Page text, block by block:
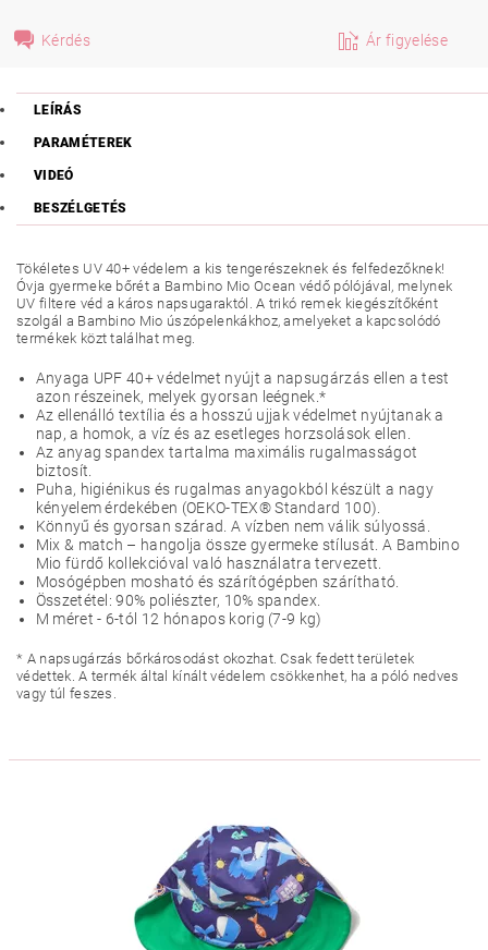
Kérdés Ár figyelése
LEÍRÁS
PARAMÉTEREK
VIDEÓ
BESZÉLGETÉS
Tökéletes UV 40+ védelem a kis tengerészeknek és felfedezőknek!
Óvja gyermeke bőrét a Bambino Mio Ocean védő pólójával, melynek
UV filtere véd a káros napsugaraktól. A trikó remek kiegészítőként
szolgál a Bambino Mio úszópelenkákhoz, amelyeket a kapcsolódó
termékek közt találhat meg.
Anyaga UPF 40+ védelmet nyújt a napsugárzás ellen a test
azon részeinek, melyek gyorsan leégnek.*
Az ellenálló textília és a hosszú ujjak védelmet nyújtanak a
nap, a homok, a víz és az esetleges horzsolások ellen.
Az anyag spandex tartalma maximális rugalmasságot
biztosít.
Puha, higiénikus és rugalmas anyagokból készült a nagy
kényelem érdekében (OEKO-TEX® Standard 100).
Könnyű és gyorsan szárad. A vízben nem válik súlyossá.
Mix & match – hangolja össze gyermeke stílusát. A Bambino
Mio fürdő kollekcióval való használatra tervezett.
Mosógépben mosható és szárítógépben szárítható.
Összetétel: 90% poliészter, 10% spandex.
M méret - 6-tól 12 hónapos korig (7-9 kg)
* A napsugárzás bőrkárosodást okozhat. Csak fedett területek
védettek. A termék által kínált védelem csökkenhet, ha a póló nedves
vagy túl feszes.